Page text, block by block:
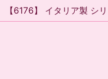
【6176】 イタリア製 シ